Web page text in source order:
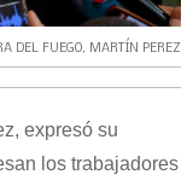
DEL FUEGO, MARTÍN PEREZ
expresó su
los trabajadores